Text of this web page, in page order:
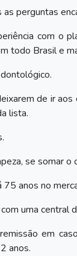
perguntas
com o
todo Brasil e
de ir
lista.
se somar o
anos no
uma central
em
anos.